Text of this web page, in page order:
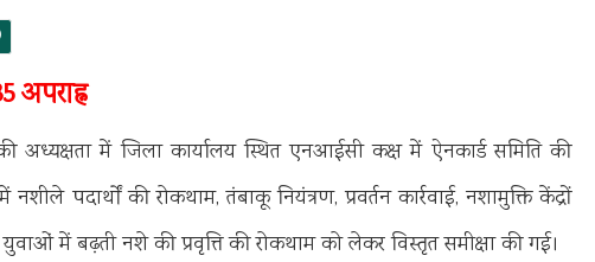
अध्यक्षता में जिला कार्यालय स्थित एनआईसी कक्ष में ऐनकार्ड समिति की
की रोकथाम, तंबाकू नियंत्रण, प्रवर्तन कार्रवाई, नशामुक्ति केंद्रों
में बढ़ती नशे की प्रवृत्ति की रोकथाम को लेकर विस्तृत समीक्षा की गई।